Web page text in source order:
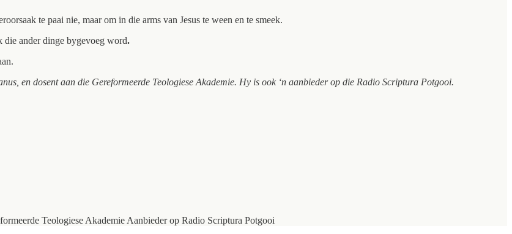
te paai nie, maar om in die arms van Jesus te ween en te smeek.
die ander dinge bygevoeg word.
en dosent aan die Gereformeerde Teologiese Akademie. Hy is ook ‘n aanbieder op die Radio Scriptura Potgooi.
Teologiese Akademie Aanbieder op Radio Scriptura Potgooi